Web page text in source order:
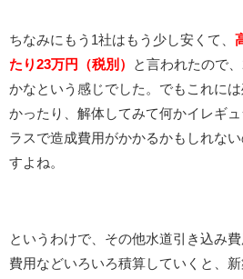
ちなみにもう1社はもう少し安くて、
たり23万円（税別）
と言われたので
かなという感じでした。でもこれに
かったり、解体してみて何かイレギ
ラスで造成費用がかかるかもしれな
すよね。
というわけで、その他水道引き込み
費用などいろいろ積算していくと、